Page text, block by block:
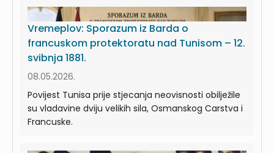
Vremeplov: Sporazum iz Barda o
francuskom protektoratu nad Tunisom – 12.
svibnja 1881.
08.05.2026.
Povijest Tunisa prije stjecanja neovisnosti obilježile
su vladavine dviju velikih sila, Osmanskog Carstva i
Francuske.